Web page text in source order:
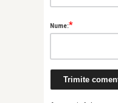
Nume:*